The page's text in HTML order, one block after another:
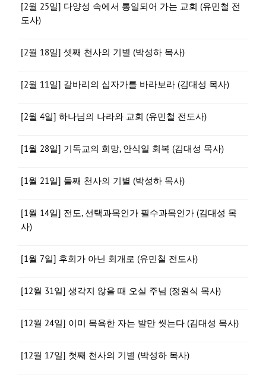
[2월 25일] 다양성 속에서 통일되어 가는 교회 (유민철 전
도사)
[2월 18일] 셋째 천사의 기별 (박성하 목사)
[2월 11일] 갈바리의 십자가를 바라보라 (김대성 목사)
[2월 4일] 하나님의 나라와 교회 (유민철 전도사)
[1월 28일] 기독교의 희망, 안식일 회복 (김대성 목사)
[1월 21일] 둘째 천사의 기별 (박성하 목사)
[1월 14일] 전도, 선택과목인가 필수과목인가 (김대성 목
사)
[1월 7일] 후회가 아닌 회개로 (유민철 전도사)
[12월 31일] 생각지 않을 때 오실 주님 (정원식 목사)
[12월 24일] 이미 목욕한 자는 발만 씻는다 (김대성 목사)
[12월 17일] 첫째 천사의 기별 (박성하 목사)